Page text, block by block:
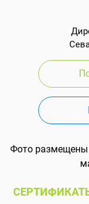
Фото размещены